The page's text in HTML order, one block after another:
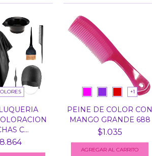
C...
+1
PEINE DE COLOR CON
MANGO GRANDE 688
$1.035
AGREGAR AL CARRITO